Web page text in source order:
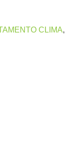
CLIMA,